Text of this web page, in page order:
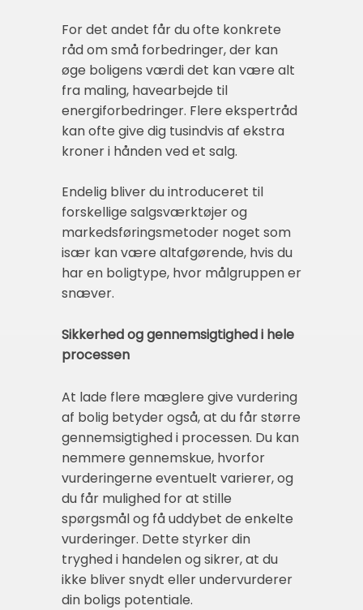
For det andet får du ofte konkrete
råd om små forbedringer, der kan
øge boligens værdi det kan være alt
fra maling, havearbejde til
energiforbedringer. Flere ekspertråd
kan ofte give dig tusindvis af ekstra
kroner i hånden ved et salg.
Endelig bliver du introduceret til
forskellige salgsværktøjer og
markedsføringsmetoder noget som
især kan være altafgørende, hvis du
har en boligtype, hvor målgruppen er
snæver.
Sikkerhed og gennemsigtighed i hele
processen
At lade flere mæglere give vurdering
af bolig betyder også, at du får større
gennemsigtighed i processen. Du kan
nemmere gennemskue, hvorfor
vurderingerne eventuelt varierer, og
du får mulighed for at stille
spørgsmål og få uddybet de enkelte
vurderinger. Dette styrker din
tryghed i handelen og sikrer, at du
ikke bliver snydt eller undervurderer
din boligs potentiale.